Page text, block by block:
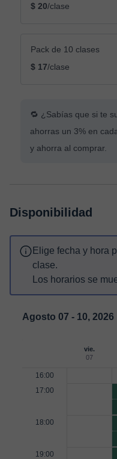
$ 20/clase
Pack de 10 clases
$ 17/clase
🔁 ¿Sabías que si te
ahorras un 3% en
y ahorra al comprar.
Disponibilidad
Elige fecha y hora
clase.
Los horarios se
Agosto 07 - 10, 2026
vie.
07
16:00
17:00
18:00
19:00